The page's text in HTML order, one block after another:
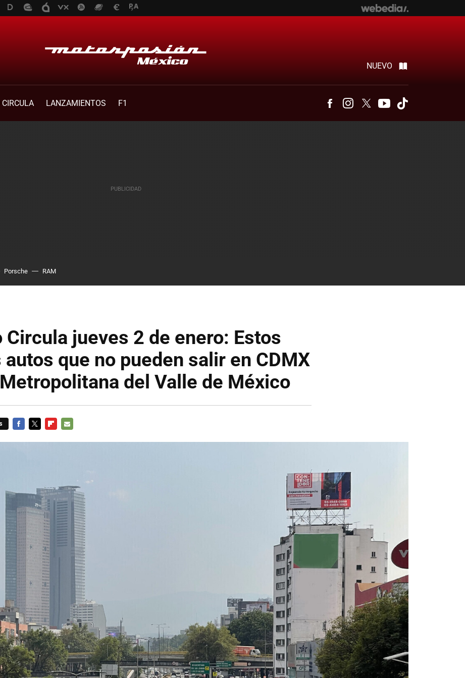
NUEVO
LANZAMIENTOS F1 FacebookInstagram
Twitter Youtube
Porsche RAM
Circula jueves 2 de enero: Estos
que no pueden salir en CDMX
del Valle de México